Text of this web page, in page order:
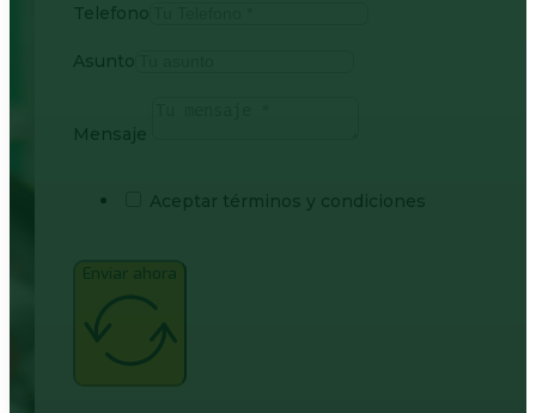
Telefono
Asunto
Mensaje
Aceptar términos y condiciones
Enviar ahora